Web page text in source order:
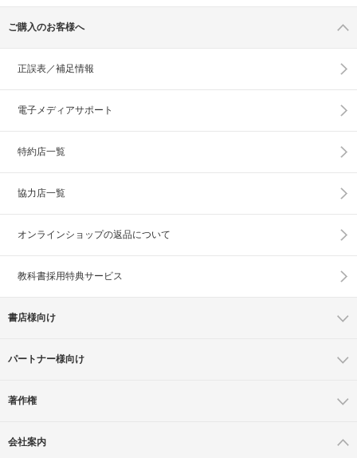
ご購入のお客様へ
正誤表／補足情報
電子メディアサポート
特約店一覧
協力店一覧
オンラインショップの返品について
教科書採用特典サービス
書店様向け
パートナー様向け
著作権
会社案内